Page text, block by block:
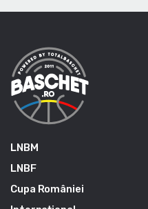
LNBM
LNBF
Cupa României